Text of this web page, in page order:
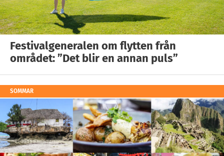
Festivalgeneralen om flytten från
området: ”Det blir en annan puls”
SOMMAR